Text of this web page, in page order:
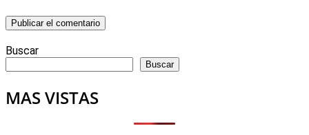
Buscar
Buscar
MAS VISTAS